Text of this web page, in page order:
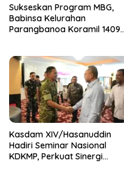
Sukseskan Program MBG,
Babinsa Kelurahan
Parangbanoa Koramil 1409-
Sekolah
Kasdam XIV/Hasanuddin
Hadiri Seminar Nasional
KDKMP, Perkuat Sinergi